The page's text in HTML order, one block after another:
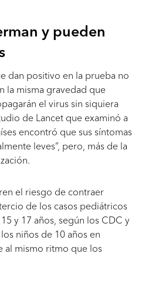
y pueden
dan positivo en la prueba no
la misma gravedad que
el virus sin siquiera
de Lancet que examinó a
encontró que sus síntomas
leves”, pero, más de la
el riesgo de contraer
de los casos pediátricos
y 17 años, según los CDC y
niños de 10 años en
al mismo ritmo que los